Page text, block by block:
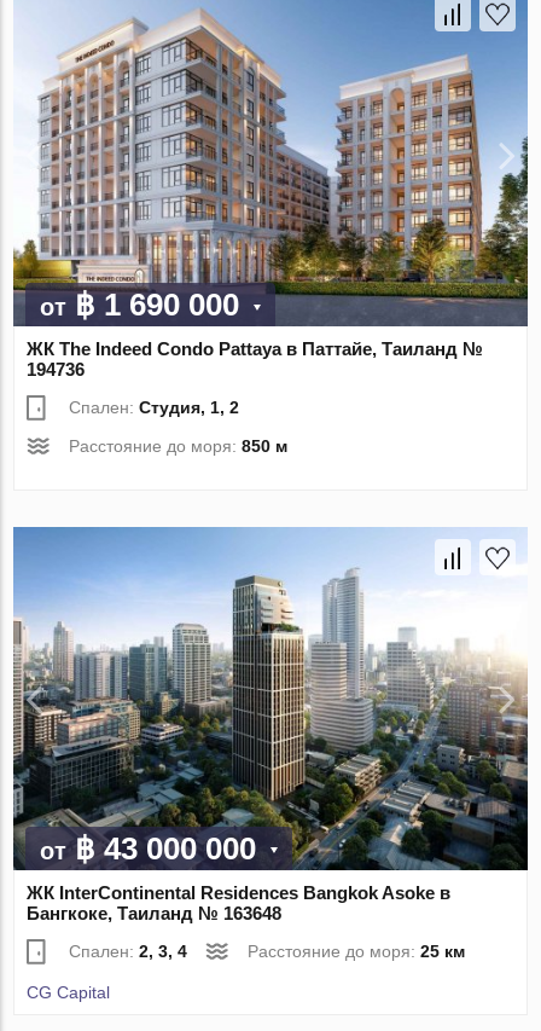
от ฿ 1 690 000
ЖК The Indeed Condo Pattaya в Паттайе, Таиланд №
194736
Спален:Студия, 1, 2
Расстояние до моря:850 м
от฿ 43 000 000
ЖК InterContinental Residences Bangkok Asoke в
Бангкоке, Таиланд № 163648
Спален:2, 3, 4 Расстояние до моря:25 км
CG Capital